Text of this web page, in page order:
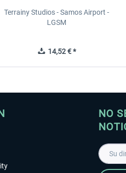
Terrainy Studios - Samos Airport -
LGSM
14,52 € *
NO